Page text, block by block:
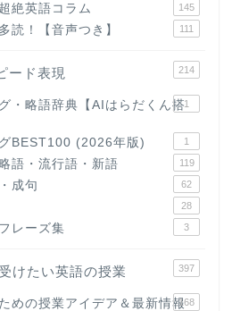
絶英語コラム 145
読！【音声つき】 111
ード表現 214
・略語辞典【AIはらだくん搭1
BEST100 (2026年版) 1
語・流行語・新語 119
成句 62
28
レーズ集 3
けたい英語の授業 397
めの授業アイデア＆最新情報168